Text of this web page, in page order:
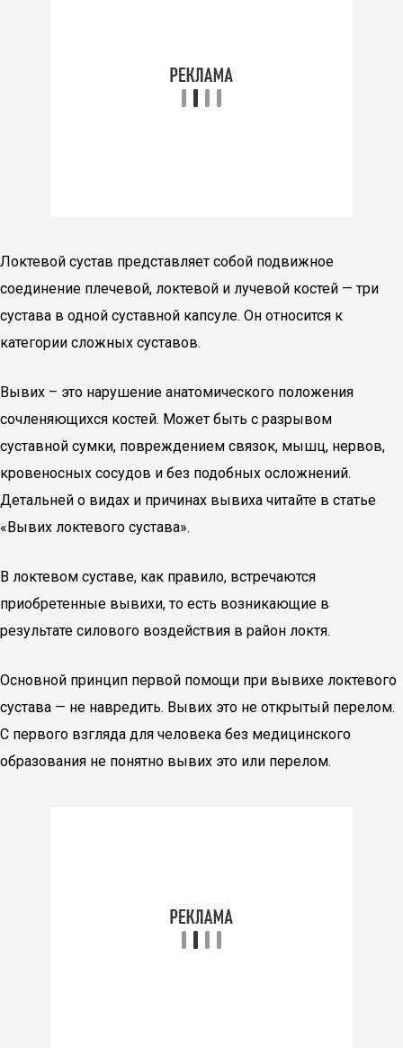
Локтевой сустав представляет собой подвижное
соединение плечевой, локтевой и лучевой костей — три
сустава в одной суставной капсуле. Он относится к
категории сложных суставов.
Вывих – это нарушение анатомического положения
сочленяющихся костей. Может быть с разрывом
суставной сумки, повреждением связок, мышц, нервов,
кровеносных сосудов и без подобных осложнений.
Детальней о видах и причинах вывиха читайте в статье
«Вывих локтевого сустава».
В локтевом суставе, как правило, встречаются
приобретенные вывихи, то есть возникающие в
результате силового воздействия в район локтя.
Основной принцип первой помощи при вывихе локтевого
сустава — не навредить. Вывих это не открытый перелом.
С первого взгляда для человека без медицинского
образования не понятно вывих это или перелом.